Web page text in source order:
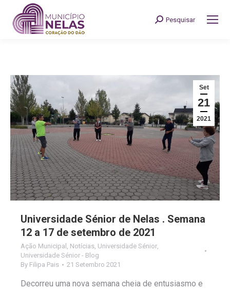
Search:
Pesquisar
Set
21
2021
Universidade Sénior de Nelas . Semana
12 a 17 de setembro de 2021
Ação Municipal , Notícias, Universidade Sénior,
Universidade Sénior - Blog
By Filipa Pais 21 Setembro 2021
Decorreu uma nova semana cheia de entusiasmo e